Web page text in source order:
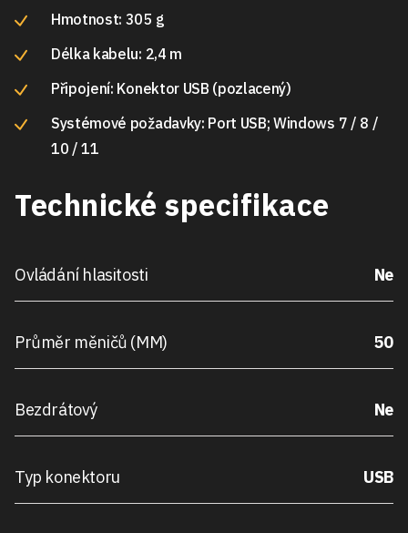
Hmotnost: 305 g
Délka kabelu: 2,4 m
Připojení: Konektor USB (pozlacený)
Systémové požadavky: Port USB; Windows 7 / 8 /
10 / 11
Technické specifikace
Ovládání hlasitosti Ne
Průměr měničů (MM) 50
Bezdrátový Ne
Typ konektoru USB